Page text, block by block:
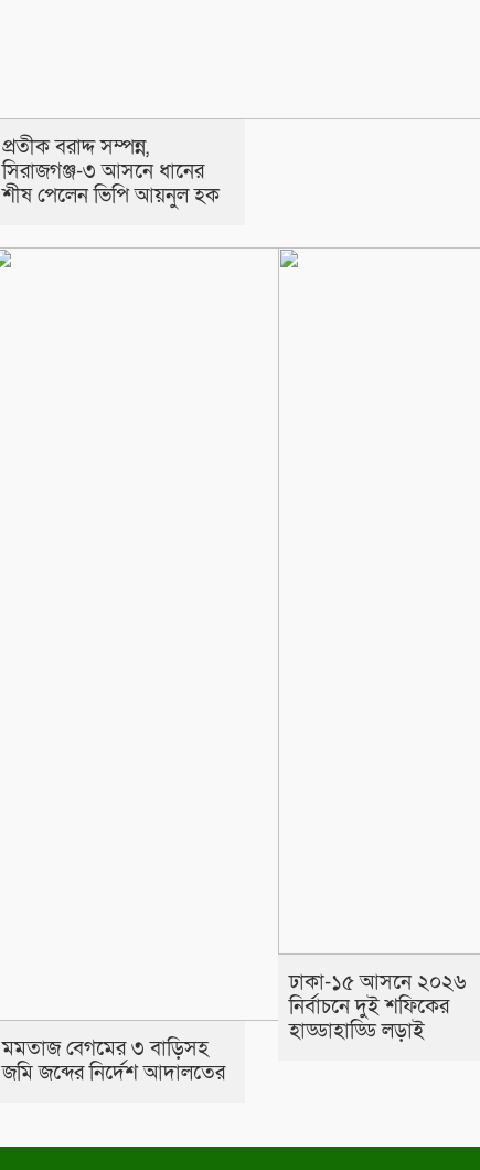
প্রতীক বরাদ্দ সম্পন্ন,
সিরাজগঞ্জ-৩ আসনে ধানের
শীষ পেলেন ভিপি আয়নুল হক
মমতাজ বেগমের ৩ বাড়িসহ
জমি জব্দের নির্দেশ আদালতের
ঢাকা-১৫ আসনে ২০২৬
নির্বাচনে দুই শফিকের
হাড্ডাহাড্ডি লড়াই